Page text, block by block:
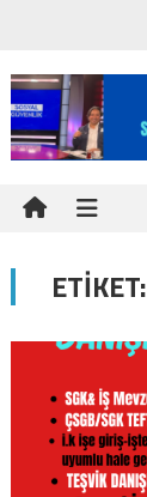
content
ETIKET: